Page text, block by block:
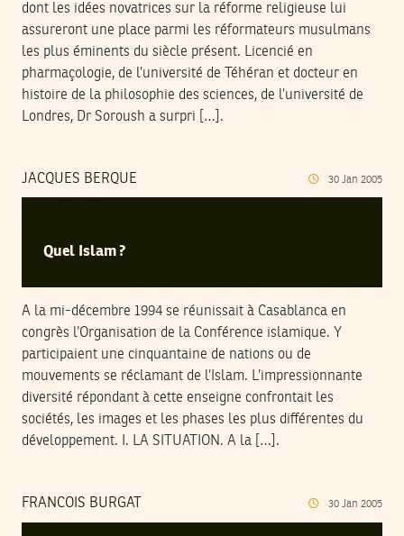
dont les idées novatrices sur la réforme religieuse lui
assureront une place parmi les réformateurs musulmans
les plus éminents du siècle présent. Licencié en
pharmaçologie, de l’université de Téhéran et docteur en
histoire de la philosophie des sciences, de l’université de
Londres, Dr Soroush a surpri […].
JACQUES BERQUE 30 Jan 2005
Quel Islam ?
A la mi-décembre 1994 se réunissait à Casablanca en
congrès l’Organisation de la Conférence islamique. Y
participaient une cinquantaine de nations ou de
mouvements se réclamant de l’Islam. L’impressionnante
diversité répondant à cette enseigne confrontait les
sociétés, les images et les phases les plus différentes du
développement. I. LA SITUATION. A la […].
FRANCOIS BURGAT 30 Jan 2005